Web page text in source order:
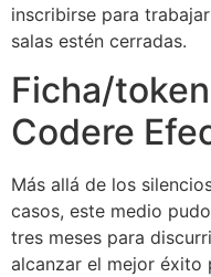
inscribirse para
salas estén cerradas.
Ficha/
Codere
Más allá de los
casos, este medio
tres meses para
alcanzar el mejor éxito